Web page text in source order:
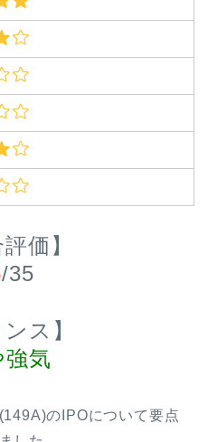
評価】
/35
ンス】
気
のIPOについて要点